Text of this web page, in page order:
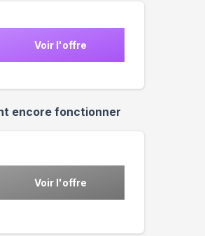
Voir l'offre
encore fonctionner
Voir l'offre